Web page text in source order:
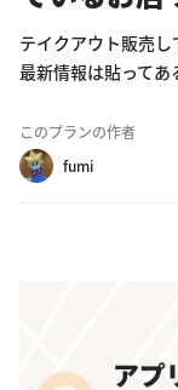
テイクアウト販売し
最新情報は貼ってあ
このプランの作者
fumi